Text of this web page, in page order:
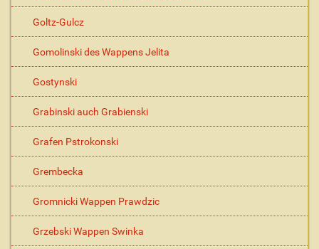
Goltz-Gulcz
Gomolinski des Wappens Jelita
Gostynski
Grabinski auch Grabienski
Grafen Pstrokonski
Grembecka
Gromnicki Wappen Prawdzic
Grzebski Wappen Swinka